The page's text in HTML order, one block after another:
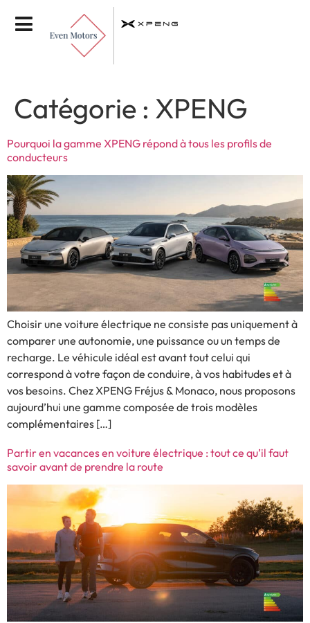
Catégorie : XPENG
Pourquoi la gamme XPENG répond à tous les profils de
conducteurs
Choisir une voiture électrique ne consiste pas uniquement à
comparer une autonomie, une puissance ou un temps de
recharge. Le véhicule idéal est avant tout celui qui
correspond à votre façon de conduire, à vos habitudes et à
vos besoins. Chez XPENG Fréjus & Monaco, nous proposons
aujourd’hui une gamme composée de trois modèles
complémentaires […]
Partir en vacances en voiture électrique : tout ce qu’il faut
savoir avant de prendre la route